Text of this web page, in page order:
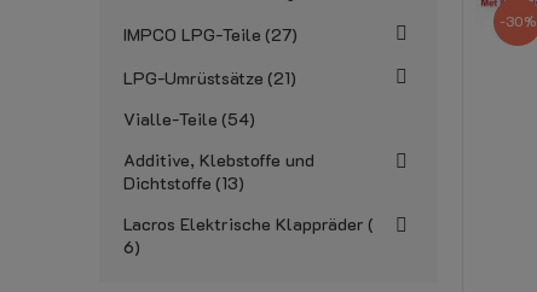
IMPCO LPG-Teile 27
LPG-Umrüstsätze 21
Vialle-Teile 54
Additive, Klebstoffe und
Dichtstoffe 13
Lacros Elektrische Klappräder
6
-30%